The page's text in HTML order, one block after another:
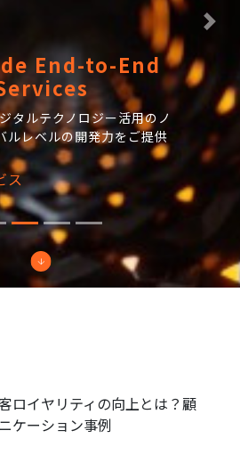
End-to-End
タルテクノロジー活用のノ
ルレベルの開発力をご提供
ス
Next
ロイヤリティの向上とは？顧
ケーション事例